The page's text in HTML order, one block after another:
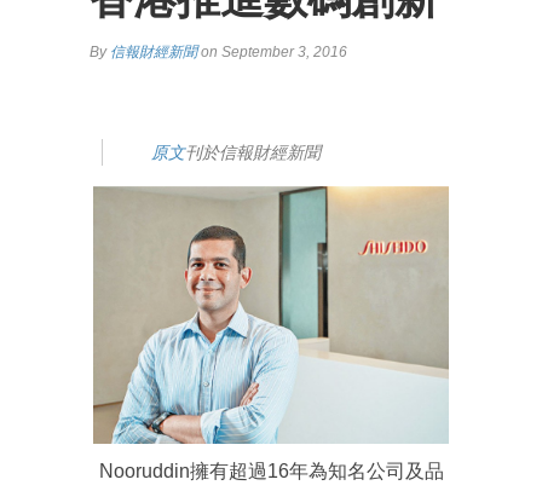
By 信報財經新聞on September 3, 2016
原文刊於信報財經新聞
Nooruddin擁有超過16年為知名公司及品